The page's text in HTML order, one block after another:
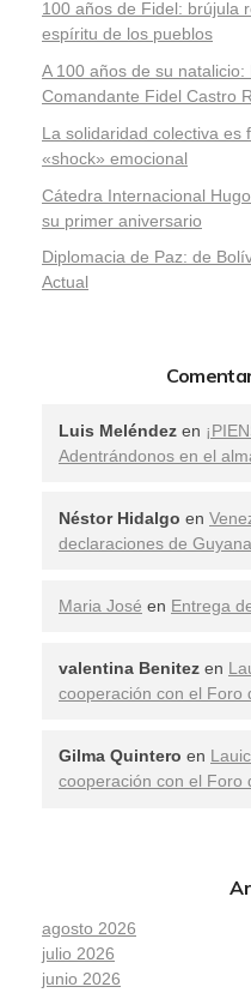
100 años de Fidel: brújula
espíritu de los pueblos
A 100 años de su
Comandante Fidel Castro
La solidaridad colectiva es
«shock» emocional
Cátedra Internacional
su primer aniversario
Diplomacia de Paz: de
Actual
Luis Meléndez en
Adentrándonos en el
Néstor Hidalgo en
declaraciones de
Maria José en Entrega
valentina Benitez en
cooperación con el Foro
Gilma Quintero en
cooperación con el Foro
agosto 2026
julio 2026
junio 2026